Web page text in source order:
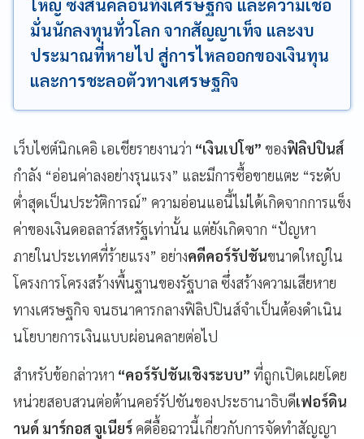
ใหญ่ ซึ่งสั่นคลอนทั้งเศรษฐกิจ และความเชื่อ
มั่นนักลงทุนทั่วโลก จากสัญญาเท็จ และงบ
ประมาณที่หายไป สู่การไหลออกของเงินทุน
และการชะลอตัวทางเศรษฐกิจ
เว็บไซต์นิกเคอิ เอเชียรายงานว่า “เงินเปโซ” ของฟิลิปปินส์
กำลัง “อ่อนค่าลงอย่างรุนแรง” และมีการซื้อขายแตะ “ระดับ
ต่ำสุดเป็นประวัติการณ์” ความอ่อนแอนี้ไม่ได้เกิดจากการแข็ง
ค่าของเงินดอลลาร์สหรัฐเท่านั้น แต่ยังเกิดจาก “ปัญหา
ภายในประเทศที่ร้ายแรง” อย่างคดีคอร์รัปชันขนาดใหญ่ใน
โครงการโครงสร้างพื้นฐานของรัฐบาล ซึ่งสร้างความเสียหาย
ทางเศรษฐกิจ จนธนาคารกลางฟิลิปปินส์จำเป็นต้องดำเนิน
นโยบายการเงินแบบผ่อนคลายต่อไป
สำหรับข้อกล่าวหา “คอร์รัปชันเชิงระบบ” ที่ถูกเปิดเผยโดย
หน่วยสอบสวนต่อต้านคอร์รัปชันของประธานาธิบดีเฟอร์ดิน
านด์ มาร์กอส จูเนียร์คดีอื้อฉาวนี้เกี่ยวกับการจัดทำสัญญา